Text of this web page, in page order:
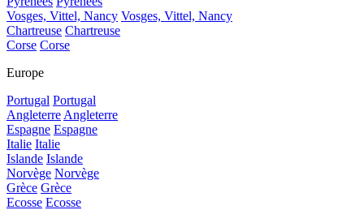
Vosges, Vittel, Nancy Vosges, Vittel, Nancy
Chartreuse Chartreuse
Corse Corse
Europe
Portugal Portugal
Angleterre Angleterre
Espagne Espagne
Italie Italie
Islande Islande
Norvège Norvège
Grèce Grèce
Ecosse Ecosse